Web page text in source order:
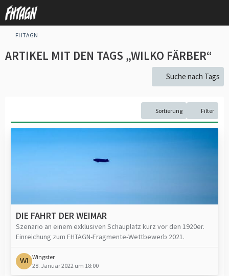
FHTAGN
ARTIKEL MIT DEN TAGS „WILKO FÄRBER“
Suche nach Tags
Sortierung Filter
DIE FAHRT DER WEIMAR
Szenario an einem exklusiven Schauplatz kurz vor den 1920er.
Einreichung zum FHTAGN-Fragmente-Wettbewerb 2021.
Wingster
28. Januar 2022 um 18:00